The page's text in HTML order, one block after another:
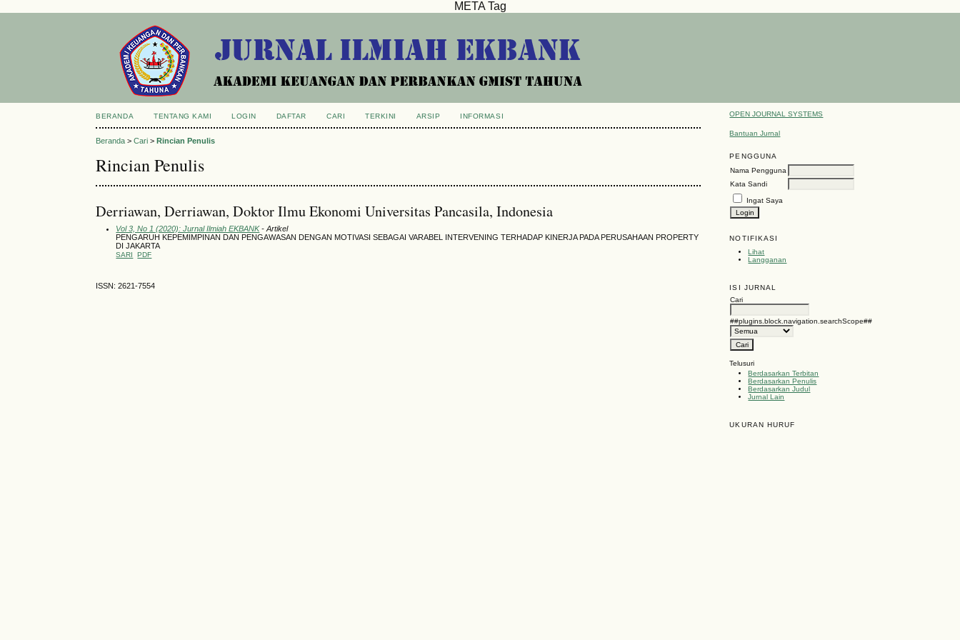
META Tag
OPEN JOURNAL SYSTEMS
Bantuan Jurnal
PENGGUNA
Nama Pengguna
Kata Sandi
Ingat Saya
NOTIFIKASI
Lihat
Langganan
ISI JURNAL
Cari
##plugins.block.navigation.searchScope##
Telusuri
Berdasarkan Terbitan
Berdasarkan Penulis
Berdasarkan Judul
Jurnal Lain
UKURAN HURUF
BERANDA TENTANG KAMI LOGIN DAFTAR CARI TERKINI ARSIP INFORMASI
Beranda >Cari >Rincian Penulis
Rincian Penulis
Derriawan, Derriawan, Doktor Ilmu Ekonomi Universitas Pancasila, Indonesia
Vol 3, No 1 (2020): Jurnal Ilmiah EKBANK- Artikel
PENGARUH KEPEMIMPINAN DAN PENGAWASAN DENGAN MOTIVASI SEBAGAI VARABEL INTERVENING TERHADAP KINERJA PADA PERUSAHAAN PROPERTY
DI JAKARTA
SARI PDF
ISSN: 2621-7554